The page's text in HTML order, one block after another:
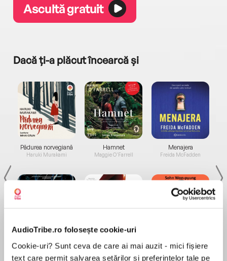
AudioTribe.ro folosește cookie-uri
Cookie-uri? Sunt ceva de care ai mai auzit - mici fișiere
text care permit salvarea setărilor și preferințelor tale pe
Ascultă gratuit
Dacă ți-a plăcut încearcă și
Pădurea norvegiană
Haruki Murakami
de...
Dani Francis
Hamnet
Maggie O'Farrell
la...
Lauren Weisberger
Menajera
Freida McFadden
Sohn Won-pyung